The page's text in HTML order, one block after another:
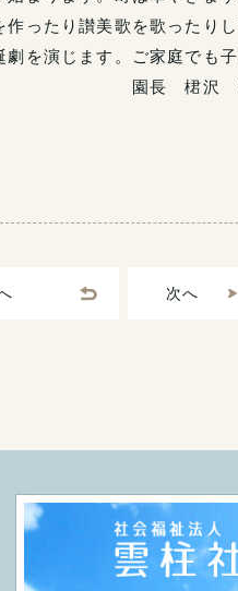
ったり讃美歌を歌ったり
を演じます。ご家庭でも
いです。 園長 桾沢
次へ